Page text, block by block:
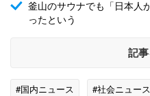
釜山のサウナでも「日本人
ったという
記
#国内ニュース #社会ニュース